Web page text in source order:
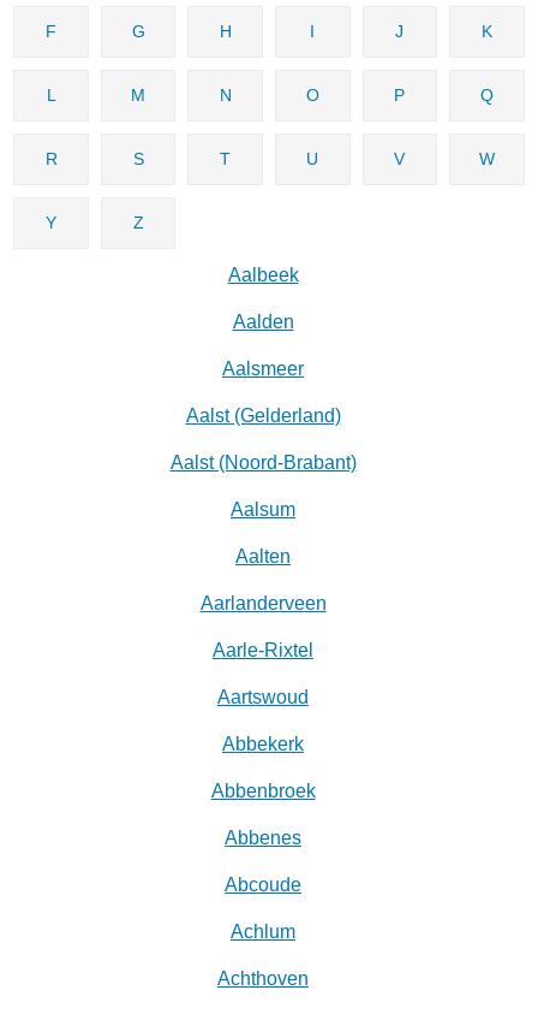
F G H I J K
L M N O P Q
R S T U V W
Y Z
Aalbeek
Aalden
Aalsmeer
Aalst (Gelderland)
Aalst (Noord-Brabant)
Aalsum
Aalten
Aarlanderveen
Aarle-Rixtel
Aartswoud
Abbekerk
Abbenbroek
Abbenes
Abcoude
Achlum
Achthoven